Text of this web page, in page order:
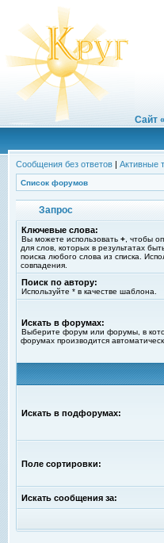
Сайт
Сообщения без ответов | Активные
Список форумов
Запрос
Ключевые слова:
Вы можете использовать + , чтобы
для слов, которых в результатах
поиска любого слова из списка.
совпадения.
Поиск по автору:
Используйте * в качестве шаблона.
Искать в форумах:
Выберите форум или форумы, в
форумах производится
Искать в подфорумах:
Поле сортировки:
Искать сообщения за: